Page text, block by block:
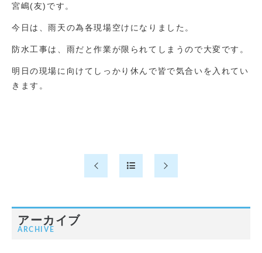
宮嶋(友)です。
今日は、雨天の為各現場空けになりました。
防水工事は、雨だと作業が限られてしまうので大変です。
明日の現場に向けてしっかり休んで皆で気合いを入れてい
きます。
アーカイブ
ARCHIVE